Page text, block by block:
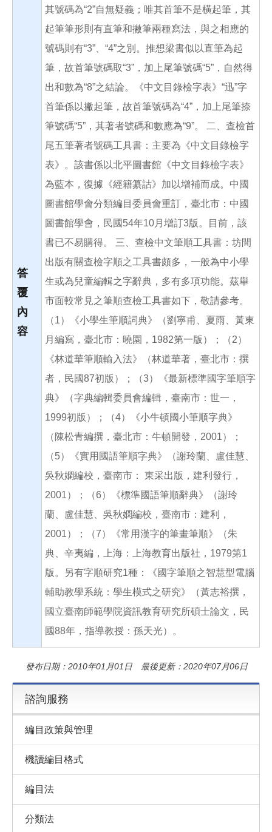
答
覆
內
容
其號碼為“2”自無疑義；唯其首筆不是橫起筆，其
起筆筆形則有直筆和撇筆兩種寫法，與之相應的
號碼則有“3”、“4”之別。推想梁書似以直筆為起
筆，故首筆號碼取“3”，加上尾筆號碼“5”，自然得
出和數為“8”之結論。《中文目錄檢字表》“迅”字
首筆係以撇起筆，故首筆號碼為“4”，加上尾筆捺
筆號碼“5”，其著者號碼和數應為“9”。 二、查檢首
尾五筆著者號碼工具書：主要為《中文目錄檢字
表》。該書係以北平圖書館《中文目錄檢字表》
為藍本，復據《經籍纂詁》加以增補而成。中國
圖書館學會分類編目委員會重訂，臺北市：中國
圖書館學會，民國54年10月增訂3版。目前，該
書已不易購得。 三、查檢中文筆順工具書：坊間
出版有關查檢字順之工具書頗多，一般為中小學
生或為兒童編輯之字辭典，多有多項功能。茲舉
市面較常見之筆順查檢工具書如下，敬請參考。
（1）《小學生筆順詞典》（劉寧甫、夏雨、黃東
月編寫，臺北市：曉園，1982第一版）；（2）
《林道華筆順輸入法》（林道華著，臺北市：撰
者，民國87初版）；（3）《最新標準國字筆順字
典》（字典編輯委員會編輯，臺南市：世一，
1999初版）；（4）《小牛頓國小筆順字典》
（陳松青編撰，臺北市：牛頓開發，2001）；
（5）《實用國語筆順字典》（謝玲蘭、盧佳慧、
吳秋嫻編校，臺南市： 東采出版，建利發行，
2001）；（6）《標準國語筆順辭典》（謝玲
蘭、盧佳慧、吳秋嫻編校，臺南市：建利，
2001）；（7）《常用漢字的筆畫筆順》（朱
典、辛夷編，上海：上海教育出版社，1979第1
版。另有字順研究1種：《國字筆順之智慧型電腦
輔助教學系統：學生模式之研究》（黃志裕撰，
國立臺南師範學院資訊教育研究所碩士論文，民
國88年，指導教授：孫天光）。
發布日期：2010年01月01日 最後更新：2020年07月06日
諮詢服務
編目政策與管理
機讀編目格式
編目法
分類法